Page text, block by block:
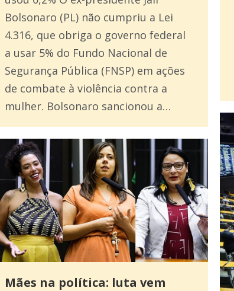
Bolsonaro (PL) não cumpriu a Lei
4.316, que obriga o governo federal
a usar 5% do Fundo Nacional de
Segurança Pública (FNSP) em ações
de combate à violência contra a
mulher. Bolsonaro sancionou a…
Mães na política: luta vem